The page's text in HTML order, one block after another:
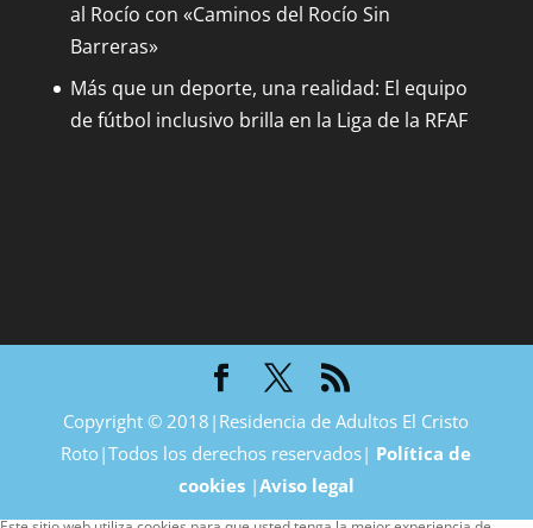
al Rocío con «Caminos del Rocío Sin
Barreras»
Más que un deporte, una realidad: El equipo
de fútbol inclusivo brilla en la Liga de la RFAF
Copyright © 2018|Residencia de Adultos El Cristo
Roto|Todos los derechos reservados| Política de
cookies|Aviso legal